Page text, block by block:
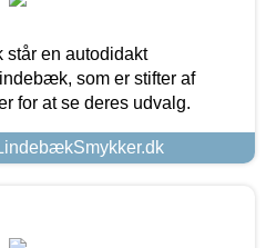
en autodidakt
som er stifter af
for at se deres udvalg.